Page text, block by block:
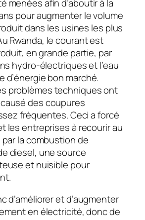
menées afin d’aboutir à la
pour augmenter le volume
dans les usines les plus
Rwanda, le courant est
en grande partie, par
hydro-électriques et l’eau
d’énergie bon marché.
problèmes techniques ont
des coupures
fréquentes. Ceci a forcé
les entreprises à recourir au
la combustion de
diesel, une source
et nuisible pour
d’améliorer et d’augmenter
en électricité, donc de